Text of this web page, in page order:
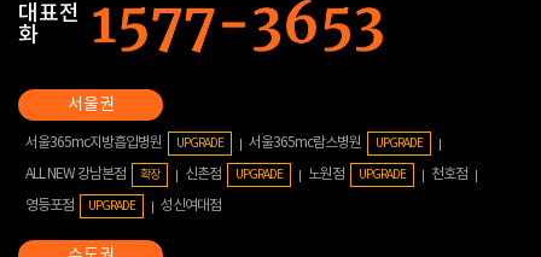
대표전
화
서울365mc지방흡입병원 UPGRADE 서울365mc람스병원 UPGRADE
ALL NEW 강남본점 확장 신촌점 UPGRADE 노원점 UPGRADE
천호점
영등포점
UPGRADE 성신여대점